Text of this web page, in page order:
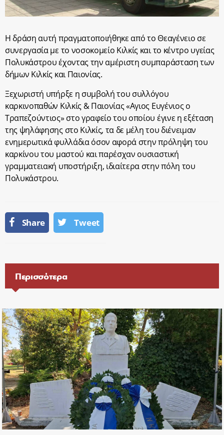
Η δράση αυτή πραγματοποιήθηκε από το Θεαγένειο σε
συνεργασία με το νοσοκομείο Κιλκίς και το κέντρο υγείας
Πολυκάστρου έχοντας την αμέριστη συμπαράσταση των
δήμων Κιλκίς και Παιονίας.
Ξεχωριστή υπήρξε η συμβολή του συλλόγου
καρκινοπαθών Κιλκίς & Παιονίας «Αγιος Ευγένιος ο
Τραπεζούντιος» στο γραφείο του οποίου έγινε η εξέταση
της ψηλάφησης στο Κιλκίς, τα δε μέλη του διένειμαν
ενημερωτικά φυλλάδια όσον αφορά στην πρόληψη του
καρκίνου του μαστού και παρέσχαν ουσιαστική
γραμματειακή υποστήριξη, ιδιαίτερα στην πόλη του
Πολυκάστρου.
Share Tweet
Περισσότερα